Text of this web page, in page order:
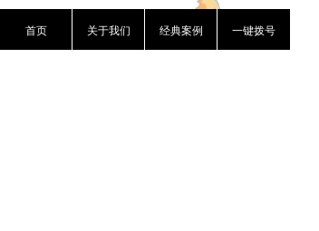
首页 关于我们 经典案例 一键拨号